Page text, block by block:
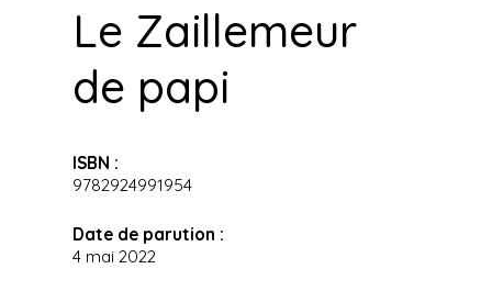
Le Zaillemeur
de papi
ISBN :
9782924991954
Date de parution :
4 mai 2022